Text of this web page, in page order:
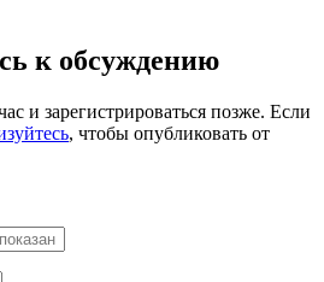
к обсуждению
и зарегистрироваться позже. Если
, чтобы опубликовать от